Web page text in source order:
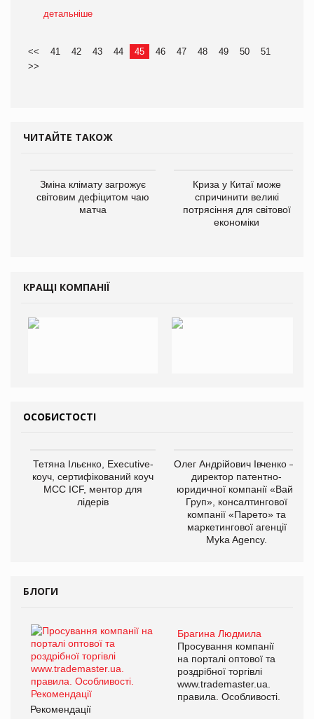
детальніше
<< 41 42 43 44 45 46 47 48 49 50
51
>>
ЧИТАЙТЕ ТАКОЖ
Зміна клімату загрожує
світовим дефіцитом чаю
матча
Криза у Китаї може
спричинити великі
потрясіння для світової
економіки
КРАЩІ КОМПАНІЇ
ОСОБИСТОСТІ
Тетяна Ільєнко, Executive-
коуч, сертифікований коуч
МСС ICF, ментор для
лідерів
Олег Андрійович Івченко —
директор патентно-
юридичної компанії «Вайз
Груп», консалтингової
компанії «Парето» та
маркетингової агенції
Myka Agency.
БЛОГИ
Брагина Людмила
Просування компанії
на порталі оптової та
роздрібної торгівлі
www.trademaster.ua.
правила. Особливості.
Рекомендації